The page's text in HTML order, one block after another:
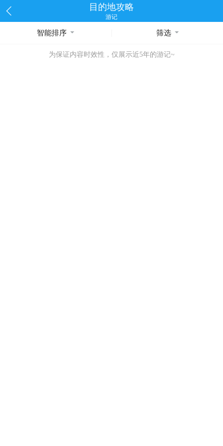
目的地攻略
游记
智能排序 筛选
为保证内容时效性，仅展示近5年的游记~